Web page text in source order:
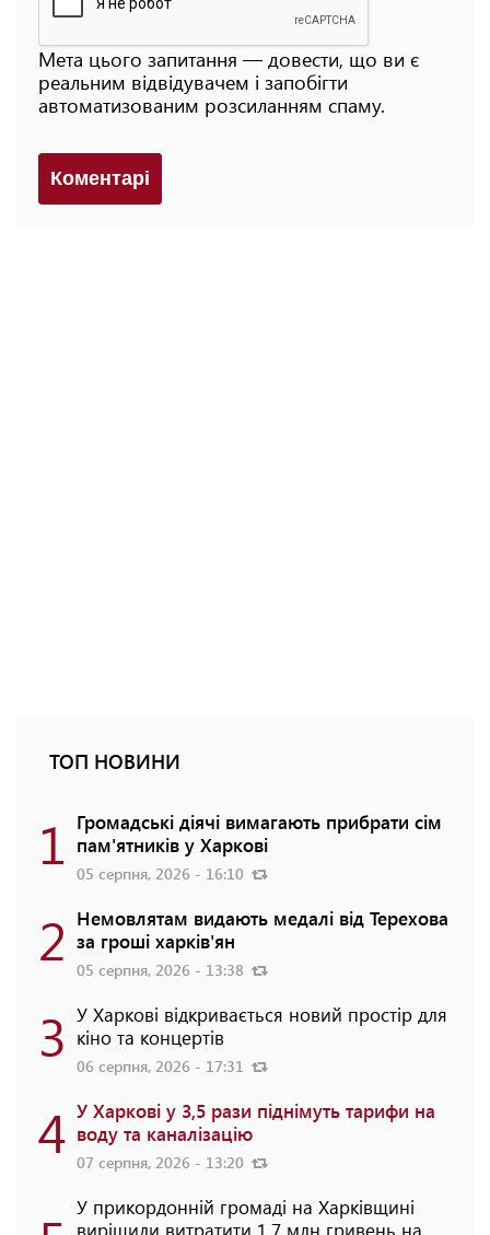
Мета цього запитання — довести, що ви є
реальним відвідувачем і запобігти
автоматизованим розсиланням спаму.
Коментарi
ТОП НОВИНИ
1 Громадські діячі вимагають прибрати сім
пам'ятників у Харкові
05 серпня, 2026 - 16:10
2 Немовлятам видають медалі від Терехова
за гроші харків'ян
05 серпня, 2026 - 13:38
3 У Харкові відкривається новий простір для
кіно та концертів
06 серпня, 2026 - 17:31
4 У Харкові у 3,5 рази піднімуть тарифи на
воду та каналізацію
07 серпня, 2026 - 13:20
У прикордонній громаді на Харківщині
вирішили витратити 1,7 млн гривень на